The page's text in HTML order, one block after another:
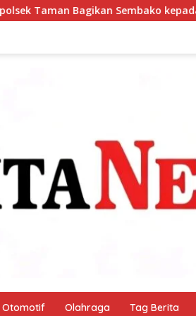
kepada Warga, Ajak Anggota Peduli
Otomotif Olahraga Tag Berita